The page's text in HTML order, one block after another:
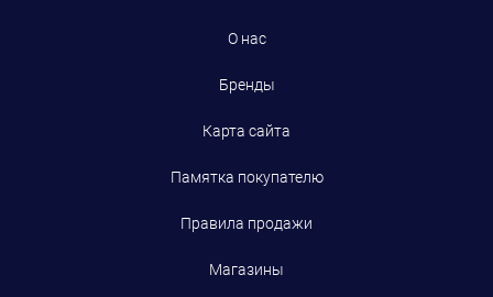
О нас
Бренды
Карта сайта
Памятка покупателю
Правила продажи
Магазины